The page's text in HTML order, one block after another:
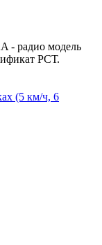
- радио модель
РСТ.
(5 км/ч, 6